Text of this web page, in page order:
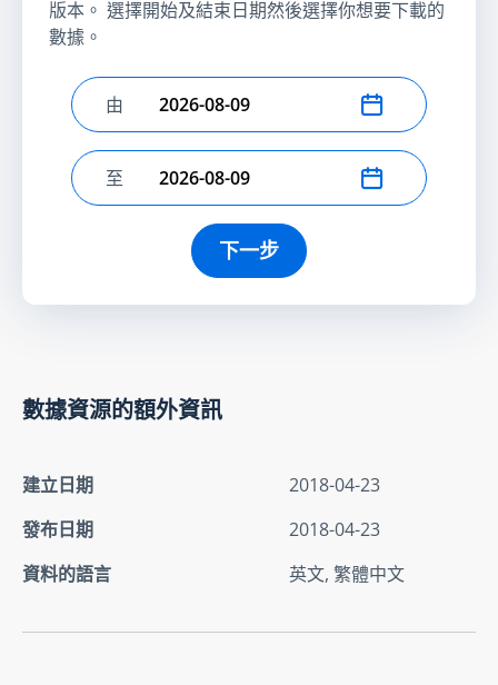
版本。 選擇開始及結束日期然後選擇你想要下載的
數據。
選擇開始日期
由
選擇結束日期
至
下一步
數據資源的額外資訊
建立日期
2018-04-23
發布日期
2018-04-23
資料的語言
英文, 繁體中文